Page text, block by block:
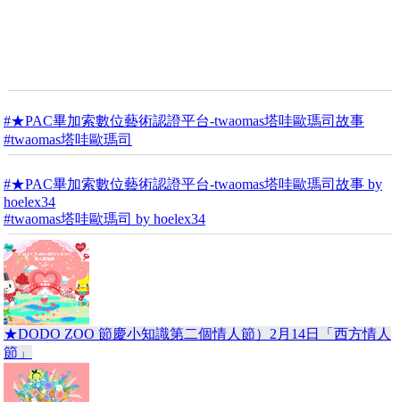
#★PAC畢加索數位藝術認證平台-twaomas塔哇歐瑪司故事
#twaomas塔哇歐瑪司
#★PAC畢加索數位藝術認證平台-twaomas塔哇歐瑪司故事 by
hoelex34
#twaomas塔哇歐瑪司 by hoelex34
★DODO ZOO 節慶小知識第二個情人節）2月14日「西方情人
節」